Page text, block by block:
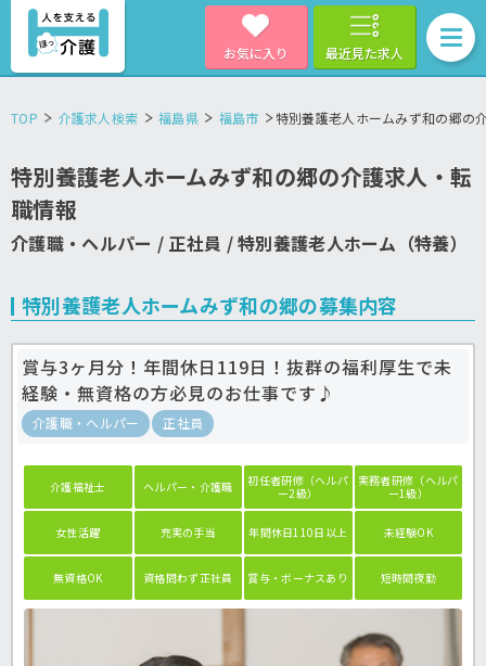
お気に入り 最近見た求人
TOP 介護求人検索 福島県 福島市 特別養護老人ホームみず和の郷の
特別養護老人ホームみず和の郷の介護求人・転
職情報
介護職・ヘルパー / 正社員 / 特別養護老人ホーム（特養）
特別養護老人ホームみず和の郷の募集内容
賞与3ヶ月分！年間休日119日！抜群の福利厚生で未
経験・無資格の方必見のお仕事です♪
介護職・ヘルパー 正社員
介護福祉士 ヘルパー・介護職
初任者研修（ヘルパ
ー2級）
実務者研修（ヘルパ
ー1級）
女性活躍 充実の手当 年間休日110日以上 未経験OK
無資格OK 資格問わず正社員 賞与・ボーナスあり 短時間夜勤